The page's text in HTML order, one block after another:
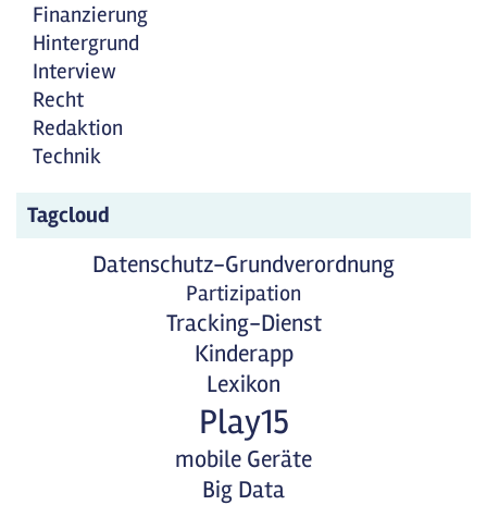
Finanzierung
Hintergrund
Interview
Recht
Redaktion
Technik
Tagcloud
Datenschutz-Grundverordnung
Partizipation
Tracking-Dienst
Kinderapp
Lexikon
Play15
mobile Geräte
Big Data